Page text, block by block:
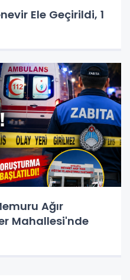
Ele Geçirildi, 1
Ağır
Mahallesi'nde